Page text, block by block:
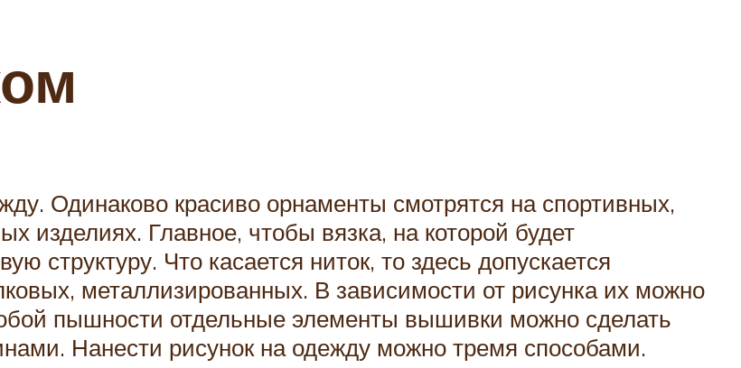
Одинаково красиво орнаменты смотрятся на спортивных,
изделиях. Главное, чтобы вязка, на которой будет
структуру. Что касается ниток, то здесь допускается
металлизированных. В зависимости от рисунка их можно
пышности отдельные элементы вышивки можно сделать
Нанести рисунок на одежду можно тремя способами.